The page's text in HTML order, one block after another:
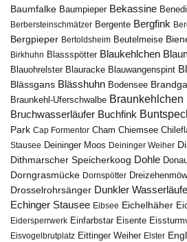
Baumfalke Baumpieper Bekassine
Berbersteinschmätzer Bergente Bergfink
Bergpieper Bertoldsheim Beutelmeise
Birkhuhn Blassspötter Blaukehlchen
Blauohrelster Blauracke Blauwangenspint
Blässgans Blässhuhn Bodensee
Braunkehl-Uferschwalbe Braunkehlchen
Bruchwasserläufer Buchfink
Park Cap Formentor Cham Chiemsee
Stausee Deininger Moos Deininger Weiher
Dithmarscher Speicherkoog Dohle
Dorngrasmücke Dornspötter
Drosselrohrsänger Dunkler
Echinger Stausee Eibsee Eichelhäher
Eidersperrwerk Einfarbstar Eisente
Eisvogelbrutplatz Eittinger Weiher Elster